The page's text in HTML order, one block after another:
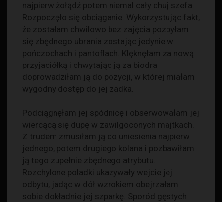
najpierw żołądź potem niemal cały chuj szefa.
Rozpoczęło się obciąganie. Wykorzystując fakt,
że zostałam chwilowo bez zajęcia pozbyłam
się zbędnego ubrania zostając jedynie w
pończochach i pantoflach. Klęknęłam za nową
przyjaciółką i chwytając ją za biodra
doprowadziłam ją do pozycji, w której miałam
wygodny dostęp do jej zadka.
Podciągnęłam jej spódnicę i obserwowałam jej
wiercącą się dupę w zawilgoconych majtkach.
Z trudem zmusiłam ją do uniesienia najpierw
jednego, potem drugiego kolana i pozbawiłam
ją tego zupełnie zbędnego atrybutu.
Rozchylone poladki ukazywały wejcie jej
odbytu, jadąc w dół wzrokiem obejrzałam
sobie dokładnie jej szparkę. Sporód gęstych